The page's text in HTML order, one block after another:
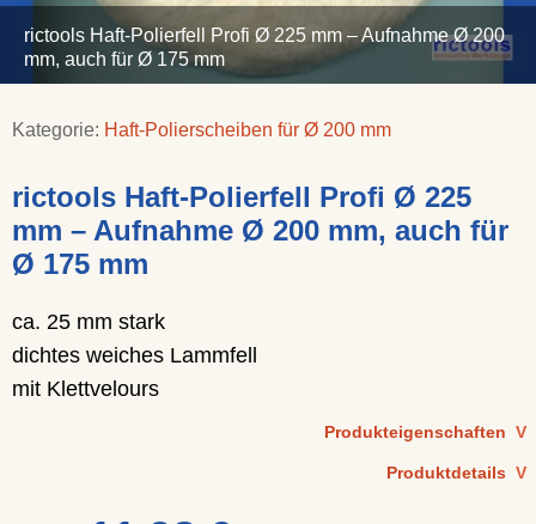
rictools Haft-Polierfell Profi Ø 225 mm – Aufnahme Ø 200
mm, auch für Ø 175 mm
Kategorie: Haft-Polierscheiben für Ø 200 mm
rictools Haft-Polierfell Profi Ø 225
mm – Aufnahme Ø 200 mm, auch für
Ø 175 mm
ca. 25 mm stark
dichtes weiches Lammfell
mit Klettvelours
Produkteigenschaften V
Produktdetails V